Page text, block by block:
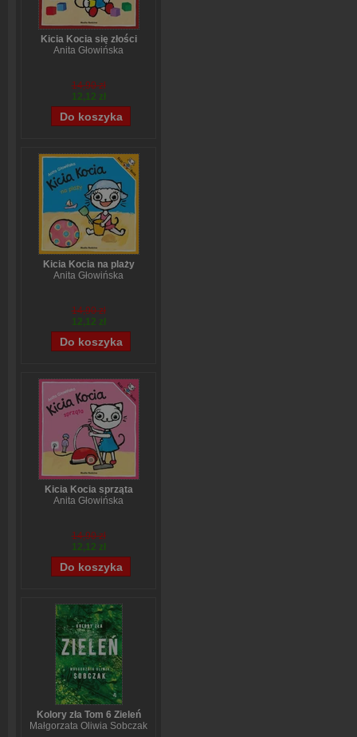
Kicia Kocia się złości
Anita Głowińska
14,90 zł
12,12 zł
Kicia Kocia na plaży
Anita Głowińska
14,90 zł
12,12 zł
Kicia Kocia sprząta
Anita Głowińska
14,90 zł
12,12 zł
Kolory zła Tom 6 Zieleń
Małgorzata Oliwia Sobczak